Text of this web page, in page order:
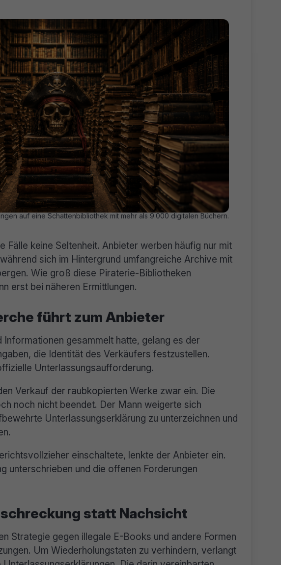
auf eine Schattenbibliothek mit mehr als 9.000 digitalen Büchern.
Fälle keine Seltenheit. Anbieter werben häufig nur mit
sich im Hintergrund umfangreiche Archive mit
Wie groß diese Piraterie-Bibliotheken
erst bei näheren Ermittlungen.
führt zum Anbieter
Informationen gesammelt hatte, gelang es der
die Identität des Verkäufers festzustellen.
Unterlassungsaufforderung.
Verkauf der raubkopierten Werke zwar ein. Die
noch nicht beendet. Der Mann weigerte sich
Unterlassungserklärung zu unterzeichnen und
einschaltete, lenkte der Anbieter ein.
unterschrieben und die offenen Forderungen
statt Nachsicht
Strategie gegen illegale E-Books und andere Formen
Um Wiederholungstaten zu verhindern, verlangt